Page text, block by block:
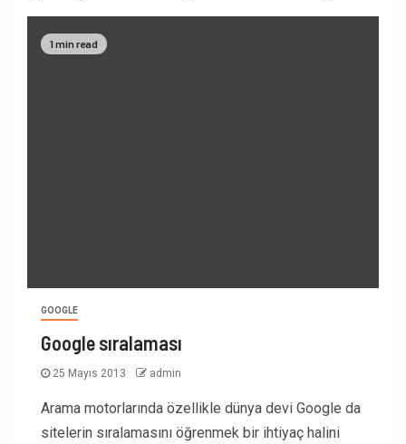
1 min read
GOOGLE
Google sıralaması
25 Mayıs 2013 admin
Arama motorlarında özellikle dünya devi Google da
sitelerin sıralamasını öğrenmek bir ihtiyaç halini